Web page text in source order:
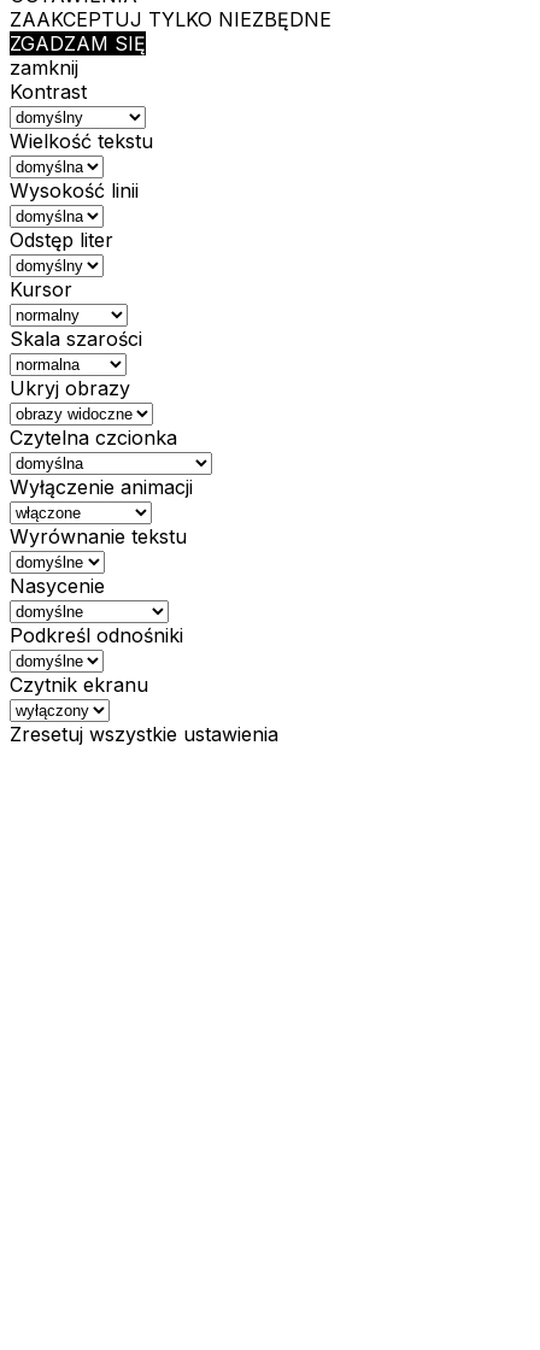
ZAAKCEPTUJ TYLKO NIEZBĘDNE
ZGADZAM SIĘ
zamknij
Kontrast
Wielkość tekstu
Wysokość linii
Odstęp liter
Kursor
Skala szarości
Ukryj obrazy
Czytelna czcionka
Wyłączenie animacji
Wyrównanie tekstu
Nasycenie
Podkreśl odnośniki
Czytnik ekranu
Zresetuj wszystkie ustawienia